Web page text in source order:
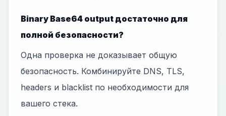
Binary Base64 output достаточно для
полной безопасности?
Одна проверка не доказывает общую
безопасность. Комбинируйте DNS, TLS,
headers и blacklist по необходимости для
вашего стека.